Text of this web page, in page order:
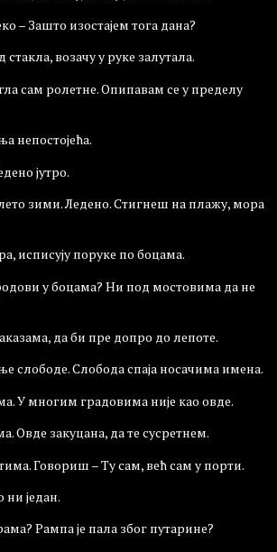
– Зашто изостајем тога дана?
возачу у руке залутала.
сам ролетне. Опипавам се у пределу
непостојећа.
јутро.
зими. Ледено. Стигнеш на плажу, мора
исписују поруке по боцама.
у боцама? Ни под мостовима да не
да би пре допро до лепоте.
слободе. Слобода спаја носачима имена.
У многим градовима није као овде.
Овде закуцана, да те сусретнем.
Говориш – Ту сам, већ сам у порти.
ни један.
Рампа је пала због путарине?